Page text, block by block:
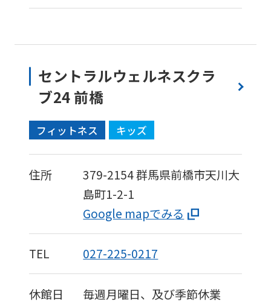
セントラルウェルネスクラ
ブ24 前橋
フィットネス キッズ
住所 379-2154群馬県前橋市天川大
島町1-2-1
Google mapでみる
TEL 027-225-0217
休館日 毎週月曜日、及び季節休業